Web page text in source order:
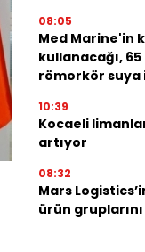
08:05
Med Marine'in
kullanacağı,
römorkör suya
10:39
Kocaeli
artıyor
08:32
Mars
ürün